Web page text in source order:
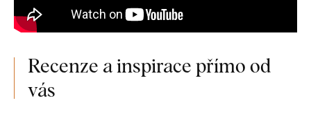
Recenze a inspirace přímo od
vás